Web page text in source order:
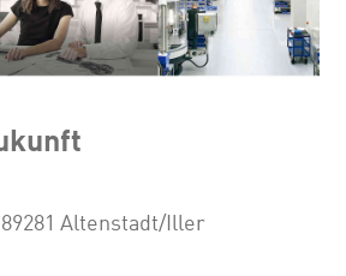
89281 Altenstadt/Iller